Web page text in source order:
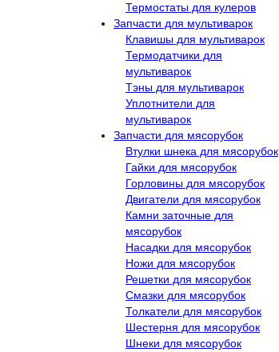
Термостаты для кулеров
Запчасти для мультиварок
Клавишы для мультиварок
Термодатчики для
мультиварок
Тэны для мультиварок
Уплотнители для
мультиварок
Запчасти для мясорубок
Втулки шнека для мясорубок
Гайки для мясорубок
Горловины для мясорубок
Двигатели для мясорубок
Камни заточные для
мясорубок
Насадки для мясорубок
Ножи для мясорубок
Решетки для мясорубок
Смазки для мясорубок
Толкатели для мясорубок
Шестерня для мясорубок
Шнеки для мясорубок